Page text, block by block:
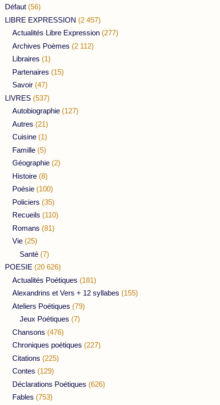
Défaut (56)
LIBRE EXPRESSION (2 457)
Actualités Libre Expression (277)
Archives Poèmes (2 112)
Libraires (1)
Partenaires (15)
Savoir (47)
LIVRES (537)
Autobiographie (127)
Autres (21)
Cuisine (1)
Famille (5)
Géographie (2)
Histoire (8)
Poésie (100)
Policiers (35)
Recueils (110)
Romans (81)
Vie (25)
Santé (7)
POESIE (20 626)
Actualités Poétiques (181)
Alexandrins et Vers + 12 syllabes (155)
Ateliers Poétiques (79)
Jeux Poétiques (7)
Chansons (476)
Chroniques poétiques (227)
Citations (225)
Contes (129)
Déclarations Poétiques (626)
Fables (753)